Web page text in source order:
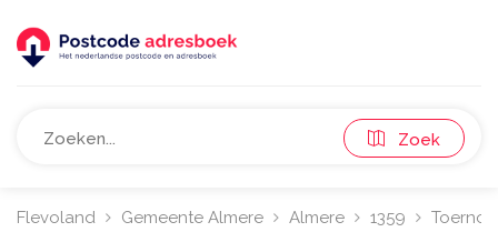
Zoek
Flevoland Gemeente Almere Almere 1359